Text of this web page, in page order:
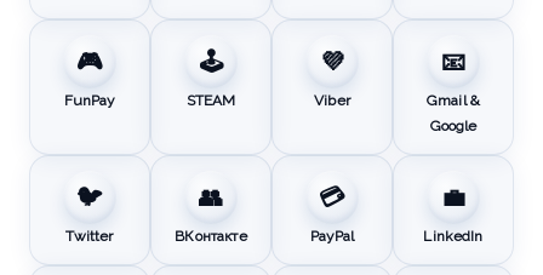
🎮
FunPay
🕹️
STEAM
💜
Viber
📧
Gmail &
Google
🐦
Twitter
👥
ВКонтакте
💳
PayPal
💼
LinkedIn